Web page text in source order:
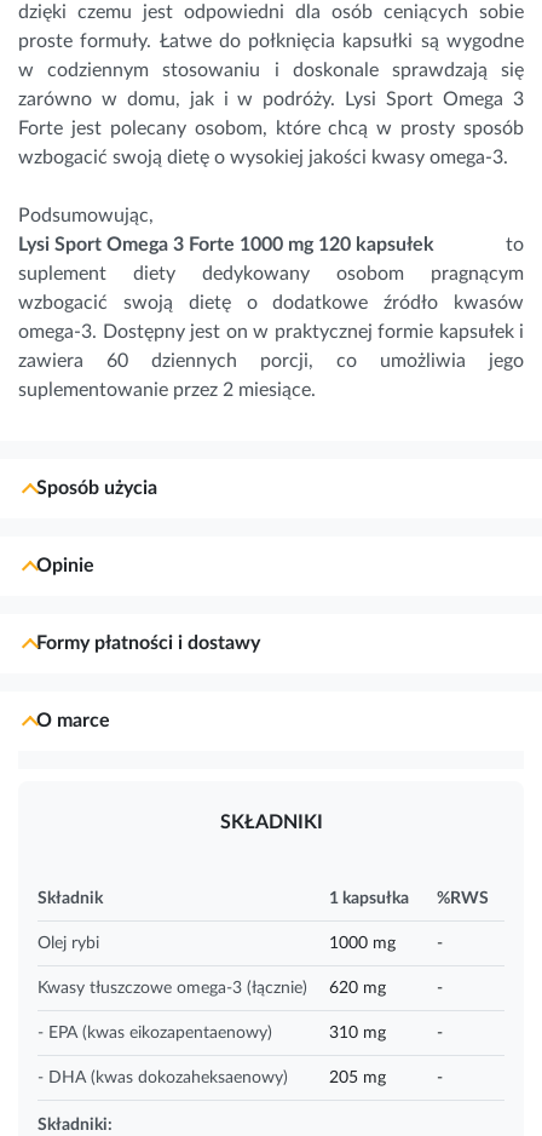
dzięki czemu jest odpowiedni dla osób ceniących sobie
proste formuły. Łatwe do połknięcia kapsułki są wygodne
w codziennym stosowaniu i doskonale sprawdzają się
zarówno w domu, jak i w podróży. Lysi Sport Omega 3
Forte jest polecany osobom, które chcą w prosty sposób
wzbogacić swoją dietę o wysokiej jakości kwasy omega-3.
Podsumowując,
Lysi Sport Omega 3 Forte 1000 mg 120 kapsułek to
suplement diety dedykowany osobom pragnącym
wzbogacić swoją dietę o dodatkowe źródło kwasów
omega-3. Dostępny jest on w praktycznej formie kapsułek i
zawiera 60 dziennych porcji, co umożliwia jego
suplementowanie przez 2 miesiące.
Sposób użycia
Opinie
Formy płatności i dostawy
O marce
SKŁADNIKI
Składnik 1 kapsułka %RWS
Olej rybi 1000 mg -
Kwasy tłuszczowe omega-3 (łącznie) 620 mg -
- EPA (kwas eikozapentaenowy) 310 mg -
- DHA (kwas dokozaheksaenowy) 205 mg -
Składniki: